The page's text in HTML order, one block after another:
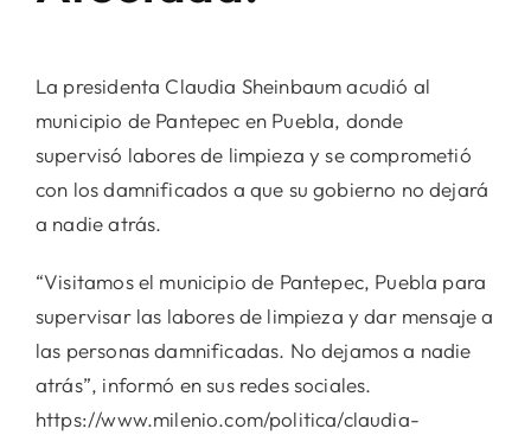
La presidenta Claudia Sheinbaum acudió al
municipio de Pantepec en Puebla, donde
supervisó labores de limpieza y se comprometió
con los damnificados a que su gobierno no dejará
a nadie atrás.
“Visitamos el municipio de Pantepec, Puebla para
supervisar las labores de limpieza y dar mensaje a
las personas damnificadas. No dejamos a nadie
atrás”, informó en sus redes sociales.
https://www.milenio.com/politica/claudia-